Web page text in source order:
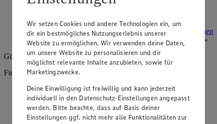
Prospekt Super Sommer Spar-Pass 2026 im Browser Ansehen
Gültig vom10.08.2026bis zum15.08.2026
Firma: Marcus Ziegner e.K., Industriestr. 3, 31089 Duingen
Angebote der Woche im Prospekt
ansehen
Wir setzen Cookies und andere Technologien ein, um
dir ein bestmögliches Nutzungserlebnis unserer
Website zu ermöglichen. Wir verwenden deine Daten,
um unsere Website zu personalisieren und dir
möglichst relevante Inhalte anzubieten, sowie für
Marketingzwecke.
Deine Einwilligung ist freiwillig und kann jederzeit
individuell in den Datenschutz-Einstellungen angepasst
werden. Bitte beachte, dass auf Basis deiner
Einstellungen ggf. nicht mehr alle Funktionalitäten zur